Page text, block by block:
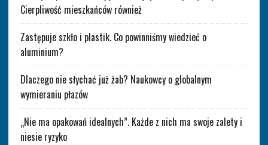
Cierpliwość mieszkańców również
Zastępuje szkło i plastik. Co powinniśmy wiedzieć o
aluminium?
Dlaczego nie słychać już żab? Naukowcy o globalnym
wymieraniu płazów
„Nie ma opakowań idealnych”. Każde z nich ma swoje zalety i
niesie ryzyko